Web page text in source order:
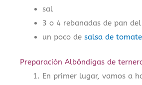
sal
3 o 4 rebanadas de pan
un poco desalsa de
Preparación Albóndigas de
En primer lugar, vamos a